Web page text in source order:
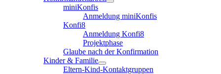
miniKonfis
Anmeldung miniKonfis
Konfi8
Anmeldung Konfi8
Projektphase
Glaube nach der Konfirmation
Kinder & Familie
Eltern-Kind-Kontaktgruppen